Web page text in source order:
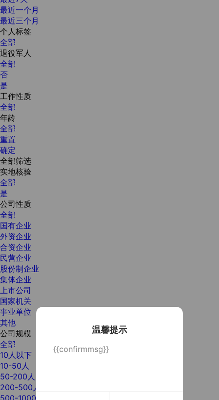
温馨提示
{{confirmmsg}}
最近一个月
最近三个月
个人标签
全部
退役军人
全部
否
是
工作性质
全部
年龄
全部
重置
确定
全部筛选
实地核验
全部
是
公司性质
全部
国有企业
外资企业
合资企业
民营企业
股份制企业
集体企业
上市公司
国家机关
事业单位
其他
公司规模
全部
10人以下
10-50人
50-200人
200-500人
500-1000人